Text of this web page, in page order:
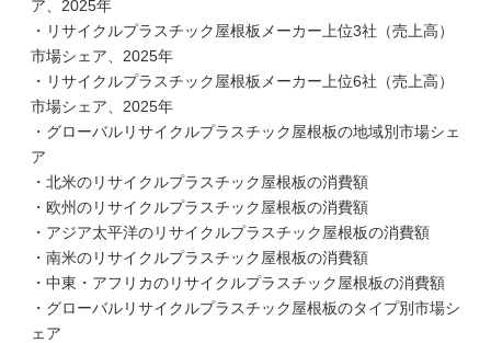
ア、2025年
・リサイクルプラスチック屋根板メーカー上位3社（売上高）
市場シェア、2025年
・リサイクルプラスチック屋根板メーカー上位6社（売上高）
市場シェア、2025年
・グローバルリサイクルプラスチック屋根板の地域別市場シェ
ア
・北米のリサイクルプラスチック屋根板の消費額
・欧州のリサイクルプラスチック屋根板の消費額
・アジア太平洋のリサイクルプラスチック屋根板の消費額
・南米のリサイクルプラスチック屋根板の消費額
・中東・アフリカのリサイクルプラスチック屋根板の消費額
・グローバルリサイクルプラスチック屋根板のタイプ別市場シ
ェア